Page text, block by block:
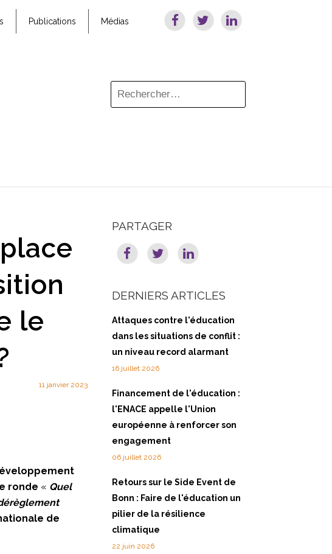
Publications Médias
le
11 janvier 2023
ronde « Quel
de
PARTAGER
DERNIERS ARTICLES
Attaques contre l'éducation
dans les situations de conflit :
un niveau record alarmant
16 juillet 2026
Financement de l'éducation :
l'ENACE appelle l'Union
européenne à renforcer son
engagement
06 juillet 2026
Retours sur le Side Event de
Bonn : Faire de l'éducation un
pilier de la résilience
climatique
22 juin 2026